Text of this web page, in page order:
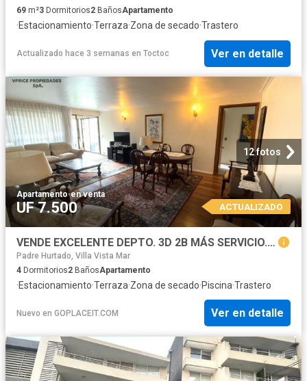
69 m²3 Dormitorios2 BañosApartamento
·Estacionamiento·Terraza·Zona de secado·Trastero
Actualizado hace 3 semanas en Toctoc Ver en detalle
12 fotos
Apartamento·en venta
UF 7.500 ACTUALIZADO
VENDE EXCELENTE DEPTO. 3D 2B MÁS SERVICIO. ESTACIONAMIENTO, BODEGA, TERRAZA, PISCINA
Padre Hurtado, Villa Vista Mar
4 Dormitorios2 BañosApartamento
·Estacionamiento·Terraza·Zona de secado·Piscina·Trastero
Nuevo en GOPLACEIT.COM Ver en detalle